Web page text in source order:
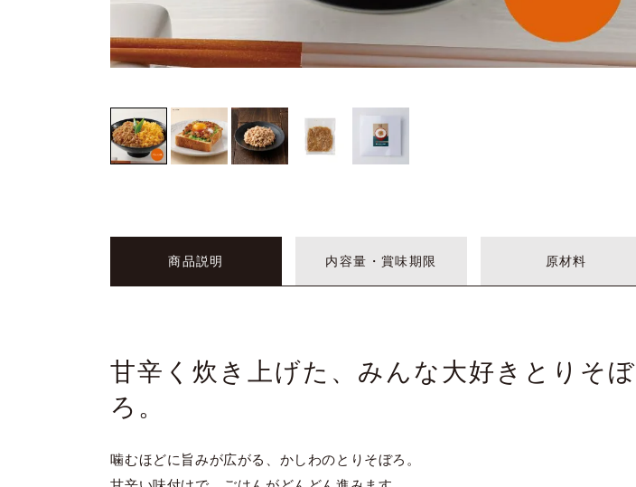
商品説明 内容量・賞味期限 原材料
甘辛く炊き上げた、みんな大好きとりそぼ
ろ。
噛むほどに旨みが広がる、かしわのとりそぼろ。